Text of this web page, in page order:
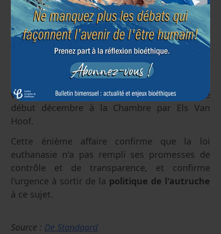
monde médical
».
Il insiste sur le fait que la société n'a encore
jamais eu droit à un débat transparent et
nuancé sur l'euthanasie, alors qu'elle doit
pouvoir entendre les doutes et les questions
des médecins. Une proposition de résolution
visant à l'évaluation de la loi a été déposée
début décembre à la Chambre par Els Van
Hoof.
Cette énième affaire confirme que la loi
euthanasie n'a pas rempli ses promesses de
contrôle et de transparence, et confirme
l'urgence à sortir de la politique de l'autruche
à ce sujet.
Source : De Standaard